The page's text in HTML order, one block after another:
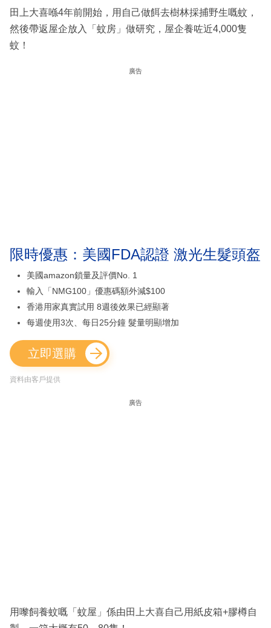
田上大喜喺4年前開始，用自己做餌去樹林採捕野生嘅蚊，
然後帶返屋企放入「蚊房」做研究，屋企養咗近4,000隻
蚊！
廣告
限時優惠：美國FDA認證 激光生髮頭盔
美國amazon鎖量及評價No. 1
輸入「NMG100」優惠碼額外減$100
香港用家真實試用 8週後效果已經顯著
每週使用3次、每日25分鐘 髮量明顯增加
立即選購
資料由客戶提供
廣告
用嚟飼養蚊嘅「蚊屋」係由田上大喜自己用紙皮箱+膠樽自